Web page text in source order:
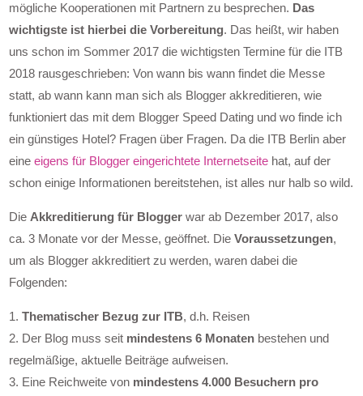
mögliche Kooperationen mit Partnern zu besprechen. Das
wichtigste ist hierbei die Vorbereitung. Das heißt, wir haben
uns schon im Sommer 2017 die wichtigsten Termine für die ITB
2018 rausgeschrieben: Von wann bis wann findet die Messe
statt, ab wann kann man sich als Blogger akkreditieren, wie
funktioniert das mit dem Blogger Speed Dating und wo finde ich
ein günstiges Hotel? Fragen über Fragen. Da die ITB Berlin aber
eineeigens für Blogger eingerichtete Internetseite hat, auf der
schon einige Informationen bereitstehen, ist alles nur halb so wild.
DieAkkreditierung für Blogger war ab Dezember 2017, also
ca. 3 Monate vor der Messe, geöffnet. DieVoraussetzungen,
um als Blogger akkreditiert zu werden, waren dabei die
Folgenden:
1.Thematischer Bezug zur ITB, d.h. Reisen
2. Der Blog muss seit mindestens 6 Monaten bestehen und
regelmäßige, aktuelle Beiträge aufweisen.
3. Eine Reichweite von mindestens 4.000 Besuchern pro